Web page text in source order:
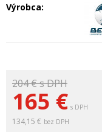
204 €s DPH
165 € s DPH
134,15 € bez DPH
Výrobca: